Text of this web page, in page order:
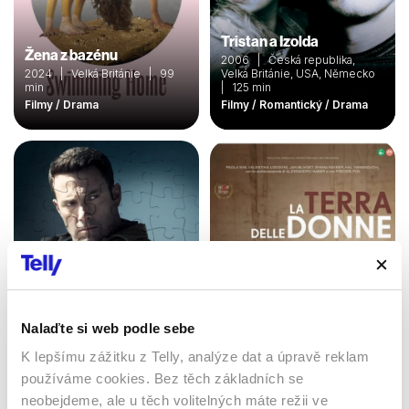
Nalaďte si web podle sebe
K lepšímu zážitku z Telly, analýze dat a úpravě reklam
používáme cookies. Bez těch základních se
neobejdeme, ale u těch volitelných máte režii ve
Žena z bazénu
2024 | Velká Británie | 99
min
Filmy / Drama
Tristan a Izolda
2006 | Česká republika,
Velká Británie, USA, Německo
| 125 min
Filmy / Romantický / Drama
Zúčtování
2016 | USA | 128 min
Filmy / Drama / Akční
Země žen
2023 | Itálie | 104 min
Filmy / Drama